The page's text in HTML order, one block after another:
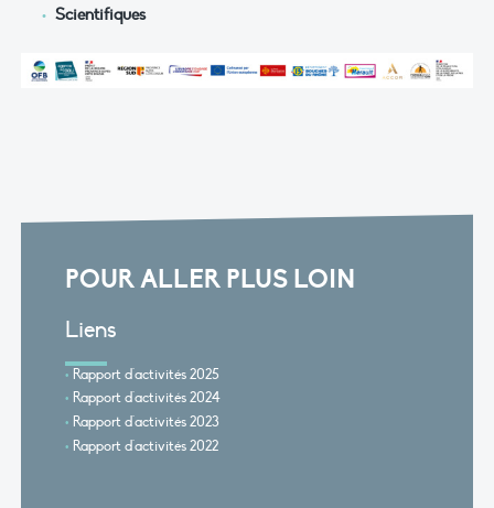
Scientifiques
POUR ALLER PLUS LOIN
Liens
Rapport d'activités 2025
Rapport d'activités 2024
Rapport d'activités 2023
Rapport d'activités 2022